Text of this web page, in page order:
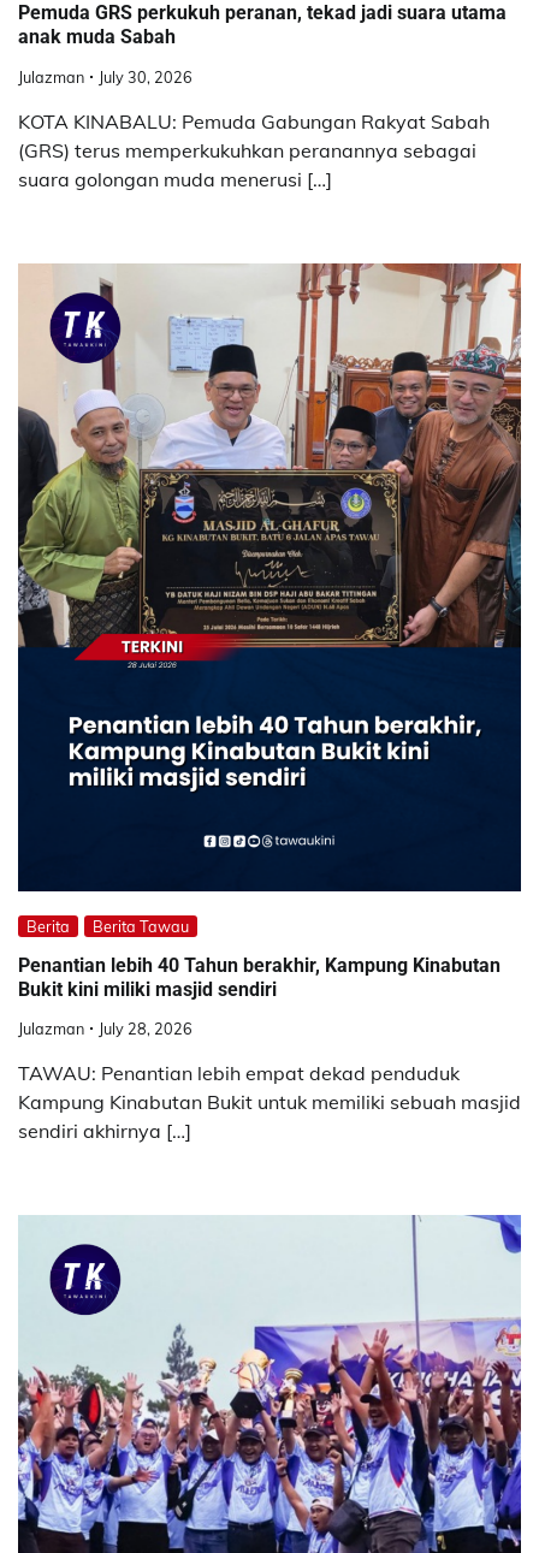
Pemuda GRS perkukuh peranan, tekad jadi suara utama
anak muda Sabah
Julazman July 30, 2026
KOTA KINABALU: Pemuda Gabungan Rakyat Sabah
(GRS) terus memperkukuhkan peranannya sebagai
suara golongan muda menerusi […]
Berita Berita Tawau
Penantian lebih 40 Tahun berakhir, Kampung Kinabutan
Bukit kini miliki masjid sendiri
Julazman July 28, 2026
TAWAU: Penantian lebih empat dekad penduduk
Kampung Kinabutan Bukit untuk memiliki sebuah masjid
sendiri akhirnya […]